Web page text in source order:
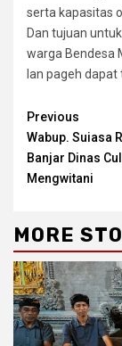
serta kapasitas
Dan tujuan
warga Bendesa
lan pageh dapat
Previous
Wabup. Suiasa
Banjar Dinas
Mengwitani
MORE